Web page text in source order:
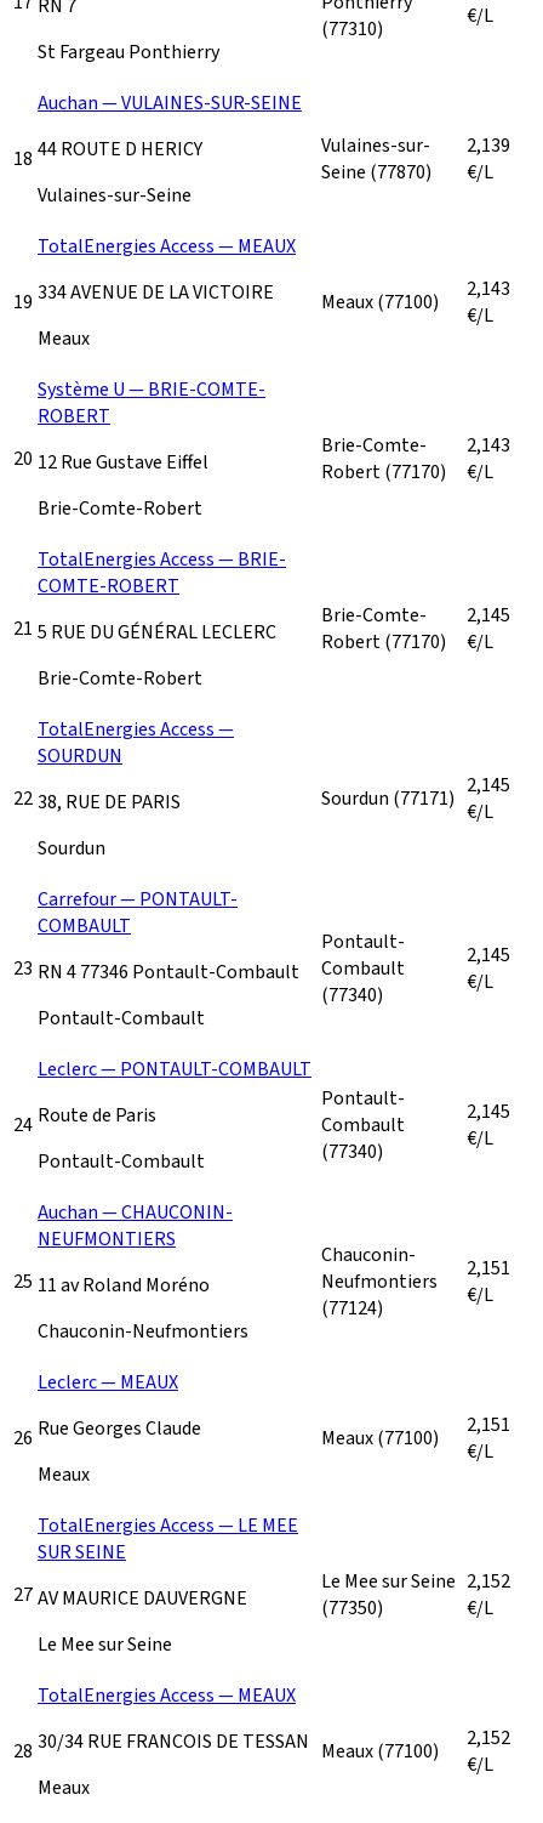
RN 7
St Fargeau Ponthierry
(77310)
€/L
18
Auchan — VULAINES-SUR-SEINE
44 ROUTE D HERICY
Vulaines-sur-Seine
Vulaines-sur-
Seine (77870)
2,139
€/L
19
TotalEnergies Access — MEAUX
334 AVENUE DE LA VICTOIRE
Meaux
Meaux(77100)
2,143
€/L
20
Système U — BRIE-COMTE-
ROBERT
12 Rue Gustave Eiffel
Brie-Comte-Robert
Brie-Comte-
Robert(77170)
2,143
€/L
21
TotalEnergies Access — BRIE-
COMTE-ROBERT
5 RUE DU GÉNÉRAL LECLERC
Brie-Comte-Robert
Brie-Comte-
Robert(77170)
2,145
€/L
22
TotalEnergies Access —
SOURDUN
38, RUE DE PARIS
Sourdun
Sourdun (77171) 2,145
€/L
23
Carrefour — PONTAULT-
COMBAULT
RN 4 77346 Pontault-Combault
Pontault-Combault
Pontault-
Combault
(77340)
2,145
€/L
24
Leclerc — PONTAULT-COMBAULT
Route de Paris
Pontault-Combault
Pontault-
Combault
(77340)
2,145
€/L
25
Auchan — CHAUCONIN-
NEUFMONTIERS
11 av Roland Moréno
Chauconin-Neufmontiers
Chauconin-
Neufmontiers
(77124)
2,151
€/L
26
Leclerc — MEAUX
Rue Georges Claude
Meaux
Meaux(77100)
2,151
€/L
27
TotalEnergies Access — LE MEE
SUR SEINE
AV MAURICE DAUVERGNE
Le Mee sur Seine
Le Mee sur Seine
(77350)
2,152
€/L
28
TotalEnergies Access — MEAUX
30/34 RUE FRANCOIS DE TESSAN
Meaux
Meaux(77100)
2,152
€/L